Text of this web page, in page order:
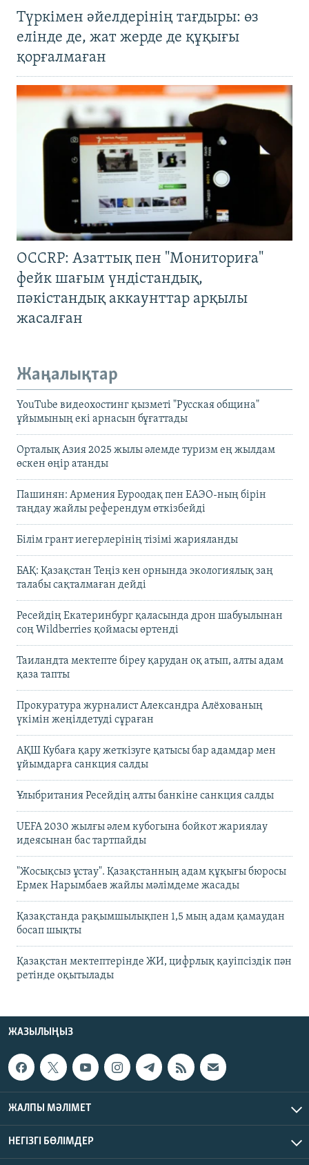
Түркімен әйелдерінің тағдыры: өз
елінде де, жат жерде де құқығы
қорғалмаған
OCCRP: Азаттық пен "Мониториға"
фейк шағым үндістандық,
пәкістандық аккаунттар арқылы
жасалған
Жаңалықтар
YouTube видеохостинг қызметі "Русская община"
ұйымының екі арнасын бұғаттады
Орталық Азия 2025 жылы әлемде туризм ең жылдам
өскен өңір атанды
Пашинян: Армения Еуроодақ пен ЕАЭО-ның бірін
таңдау жайлы референдум өткізбейді
Білім грант иегерлерінің тізімі жарияланды
БАҚ: Қазақстан Теңіз кен орнында экологиялық заң
талабы сақталмаған дейді
Ресейдің Екатеринбург қаласында дрон шабуылынан
соң Wildberries қоймасы өртенді
Таиландта мектепте біреу қарудан оқ атып, алты адам
қаза тапты
Прокуратура журналист Александра Алёхованың
үкімін жеңілдетуді сұраған
АҚШ Кубаға қару жеткізуге қатысы бар адамдар мен
ұйымдарға санкция салды
Ұлыбритания Ресейдің алты банкіне санкция салды
UEFA 2030 жылғы әлем кубогына бойкот жариялау
идеясынан бас тартпайды
"Жосықсыз ұстау". Қазақстанның адам құқығы бюросы
Ермек Нарымбаев жайлы мәлімдеме жасады
Қазақстанда рақымшылықпен 1,5 мың адам қамаудан
босап шықты
Қазақстан мектептерінде ЖИ, цифрлық қауіпсіздік пән
ретінде оқытылады
ЖАЗЫЛЫҢЫЗ
ЖАЛПЫ МӘЛІМЕТ
НЕГІЗГІ БӨЛІМДЕР